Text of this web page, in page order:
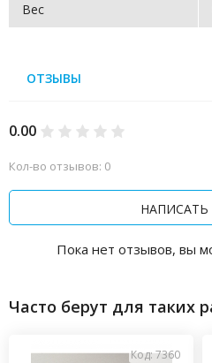
Вес
ОТЗЫВЫ
0.00
Кол-во отзывов: 0
Пока нет отзывов, вы
Часто берут для таких
Код: 7360